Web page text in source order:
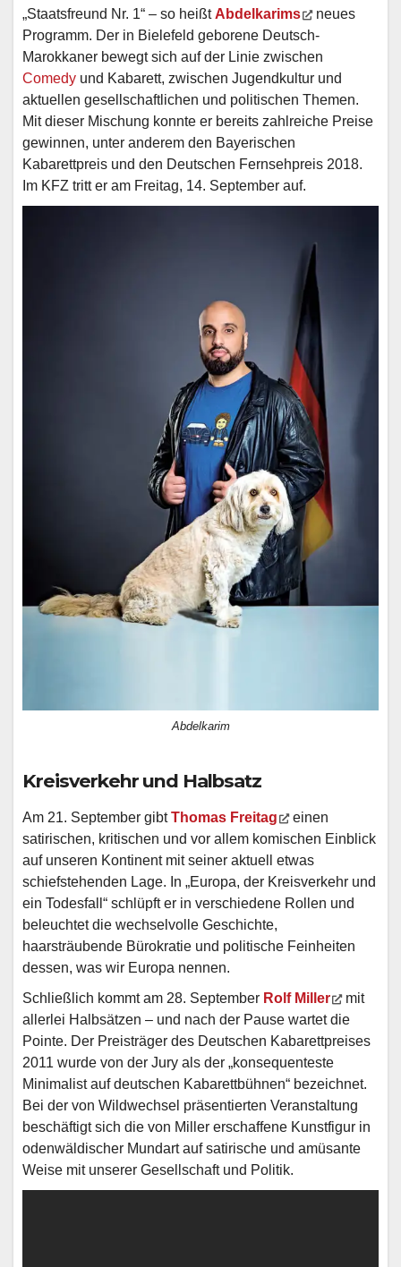
„Staatsfreund Nr. 1“ – so heißt Abdelkarims
neues
Programm. Der in Bielefeld geborene Deutsch-
Marokkaner bewegt sich auf der Linie zwischen
Comedy und Kabarett, zwischen Jugendkultur und
aktuellen gesellschaftlichen und politischen Themen.
Mit dieser Mischung konnte er bereits zahlreiche Preise
gewinnen, unter anderem den Bayerischen
Kabarettpreis und den Deutschen Fernsehpreis 2018.
Im KFZ tritt er am Freitag, 14. September auf.
Abdelkarim
Kreisverkehr und Halbsatz
Am 21. September gibtThomas Freitag
einen
satirischen, kritischen und vor allem komischen Einblick
auf unseren Kontinent mit seiner aktuell etwas
schiefstehenden Lage. In „Europa, der Kreisverkehr und
ein Todesfall“ schlüpft er in verschiedene Rollen und
beleuchtet die wechselvolle Geschichte,
haarsträubende Bürokratie und politische Feinheiten
dessen, was wir Europa nennen.
Schließlich kommt am 28. September Rolf Miller
mit
allerlei Halbsätzen – und nach der Pause wartet die
Pointe. Der Preisträger des Deutschen Kabarettpreises
2011 wurde von der Jury als der „konsequenteste
Minimalist auf deutschen Kabarettbühnen“ bezeichnet.
Bei der von Wildwechsel präsentierten Veranstaltung
beschäftigt sich die von Miller erschaffene Kunstfigur in
odenwäldischer Mundart auf satirische und amüsante
Weise mit unserer Gesellschaft und Politik.